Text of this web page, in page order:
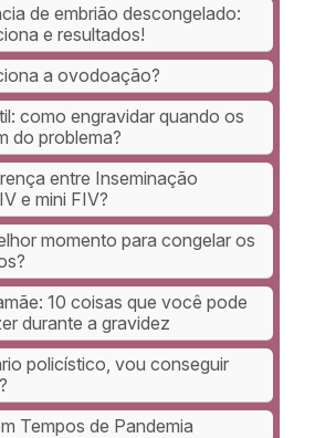
de embrião descongelado:
e resultados!
a ovodoação?
como engravidar quando os
do problema?
entre Inseminação
e mini FIV?
momento para congelar os
10 coisas que você pode
durante a gravidez
policístico, vou conseguir
Tempos de Pandemia